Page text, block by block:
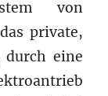
von
private,
durch eine